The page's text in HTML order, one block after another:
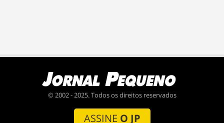
© 2002 - 2025. Todos os direitos reservados
ASSINE O JP